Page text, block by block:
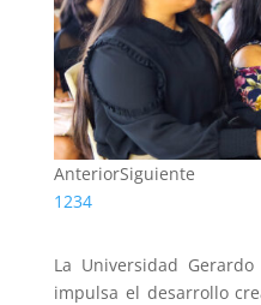
AnteriorSiguiente
1 234
La Universidad
impulsa el desarrollo